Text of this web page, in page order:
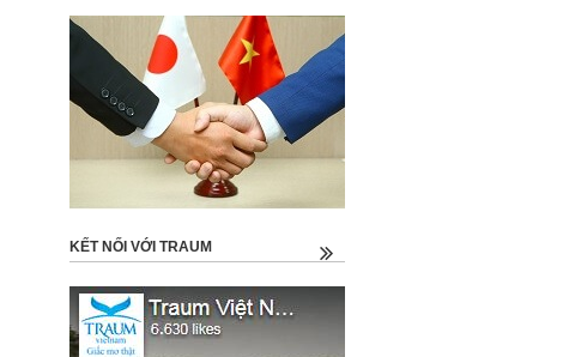
KẾT NỐI VỚI TRAUM